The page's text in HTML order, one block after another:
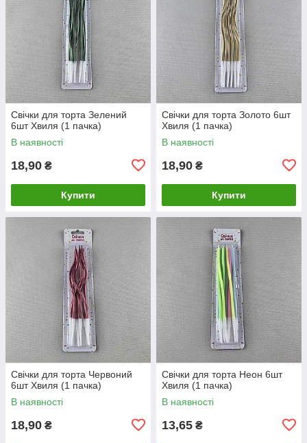
Свічки для торта Зелений
6шт Хвиля (1 пачка)
В наявності
18,90 ₴
Купити
Свічки для торта Золото 6шт
Хвиля (1 пачка)
В наявності
18,90 ₴
Купити
Свічки для торта Червоний
6шт Хвиля (1 пачка)
В наявності
18,90 ₴
Свічки для торта Неон 6шт
Хвиля (1 пачка)
В наявності
13,65 ₴